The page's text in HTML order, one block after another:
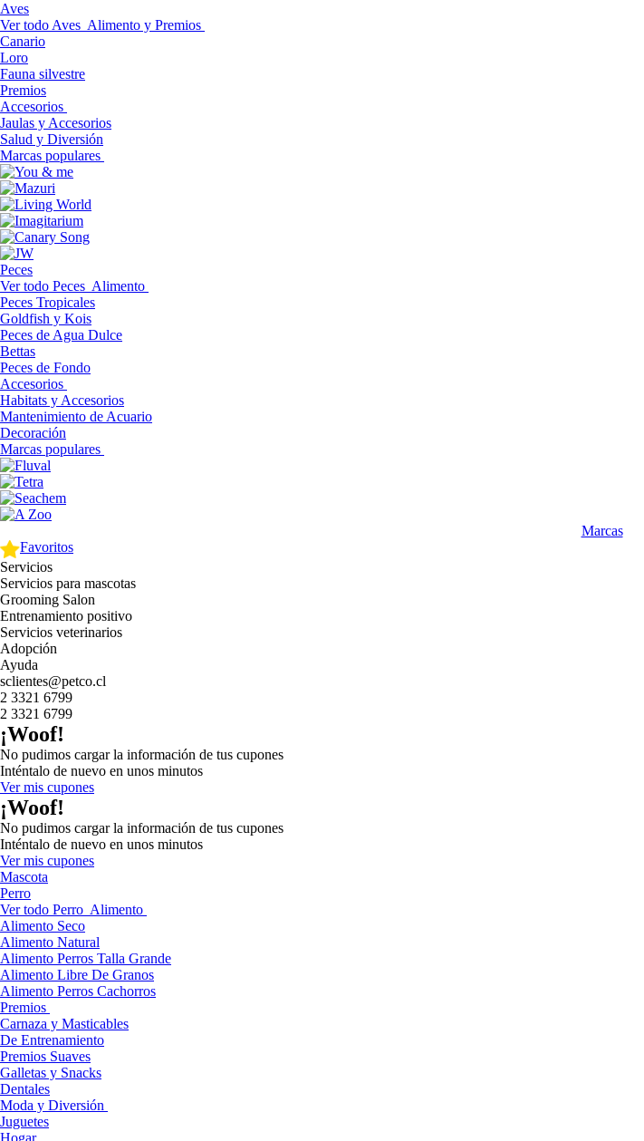
Aves
Ver todo Aves Alimento y Premios
Canario
Loro
Fauna silvestre
Premios
Accesorios
Jaulas y Accesorios
Salud y Diversión
Marcas populares
Peces
Ver todo Peces Alimento
Peces Tropicales
Goldfish y Kois
Peces de Agua Dulce
Bettas
Peces de Fondo
Accesorios
Habitats y Accesorios
Mantenimiento de Acuario
Decoración
Marcas populares
Marcas
Favoritos
Servicios
Servicios para mascotas
Grooming Salon
Entrenamiento positivo
Servicios veterinarios
Adopción
Ayuda
sclientes@petco.cl
2 3321 6799
2 3321 6799
¡Woof!
No pudimos cargar la información de tus cupones
Inténtalo de nuevo en unos minutos
Ver mis cupones
¡Woof!
No pudimos cargar la información de tus cupones
Inténtalo de nuevo en unos minutos
Ver mis cupones
Mascota
Perro
Ver todo Perro Alimento
Alimento Seco
Alimento Natural
Alimento Perros Talla Grande
Alimento Libre De Granos
Alimento Perros Cachorros
Premios
Carnaza y Masticables
De Entrenamiento
Premios Suaves
Galletas y Snacks
Dentales
Moda y Diversión
Juguetes
Hogar